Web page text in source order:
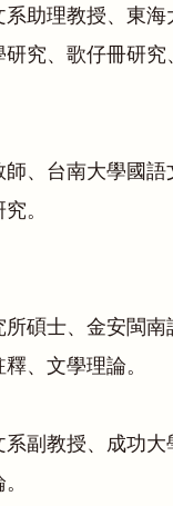
助理教授、東海
究、歌仔冊研究
、台南大學國語
。
碩士、金安閩南
、文學理論。
副教授、成功大